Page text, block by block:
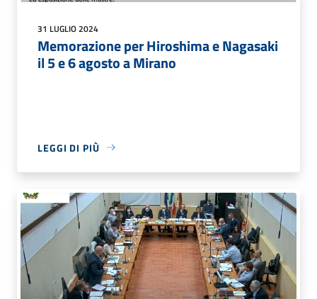
31 LUGLIO 2024
Memorazione per Hiroshima e Nagasaki
il 5 e 6 agosto a Mirano
LEGGI DI PIÙ